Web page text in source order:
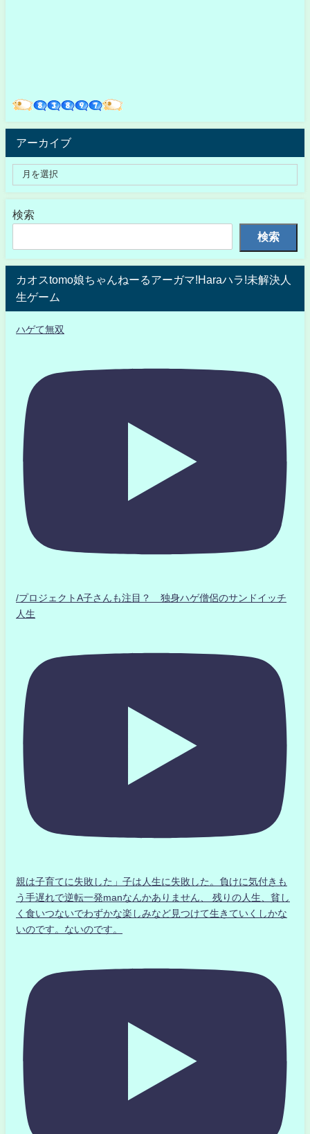
アーカイブ
検索
検索
カオスtomo娘ちゃんねーるアーガマ!Haraハラ!未解決人
生ゲーム
ハゲて無双
/プロジェクトA子さんも注目？ 独身ハゲ僧侶のサンドイッチ
人生
親は子育てに失敗した」子は人生に失敗した。負けに気付きも
う手遅れで逆転一発manなんかありません、 残りの人生、貧し
く食いつないでわずかな楽しみなど見つけて生きていくしかな
いのです。ないのです。